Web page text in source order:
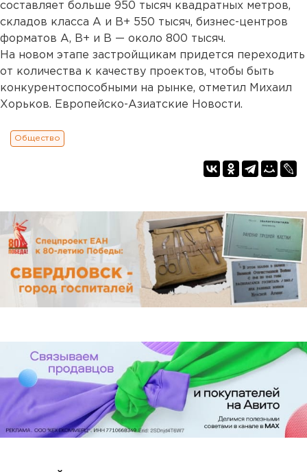
составляет больше 950 тысяч квадратных метров,
складов класса А и В+ 550 тысяч, бизнес-центров
форматов А, В+ и В — около 800 тысяч.
На новом этапе застройщикам придется переходить
от количества к качеству проектов, чтобы быть
конкурентоспособными на рынке, отметил Михаил
Хорьков. Европейско-Азиатские Новости.
Общество